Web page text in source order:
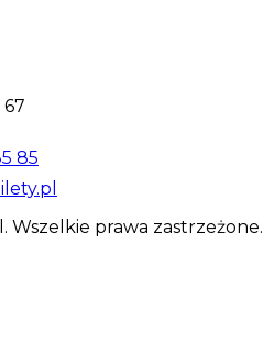
85
Wszelkie prawa zastrzeżone.